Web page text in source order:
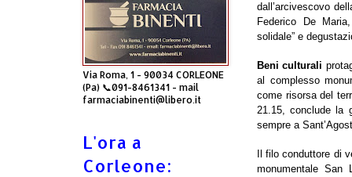
dall’arcivescovo
Federico De
solidale” e
Beni culturali
al complesso
come risorsa del
21.15, conclude la
sempre a
Il filo conduttore di
monumentale San
Via Roma, 1 - 90034 CORLEONE
(Pa) 📞091-8461341 - mail
farmaciabinenti@libero.it
L'ora a
Corleone: